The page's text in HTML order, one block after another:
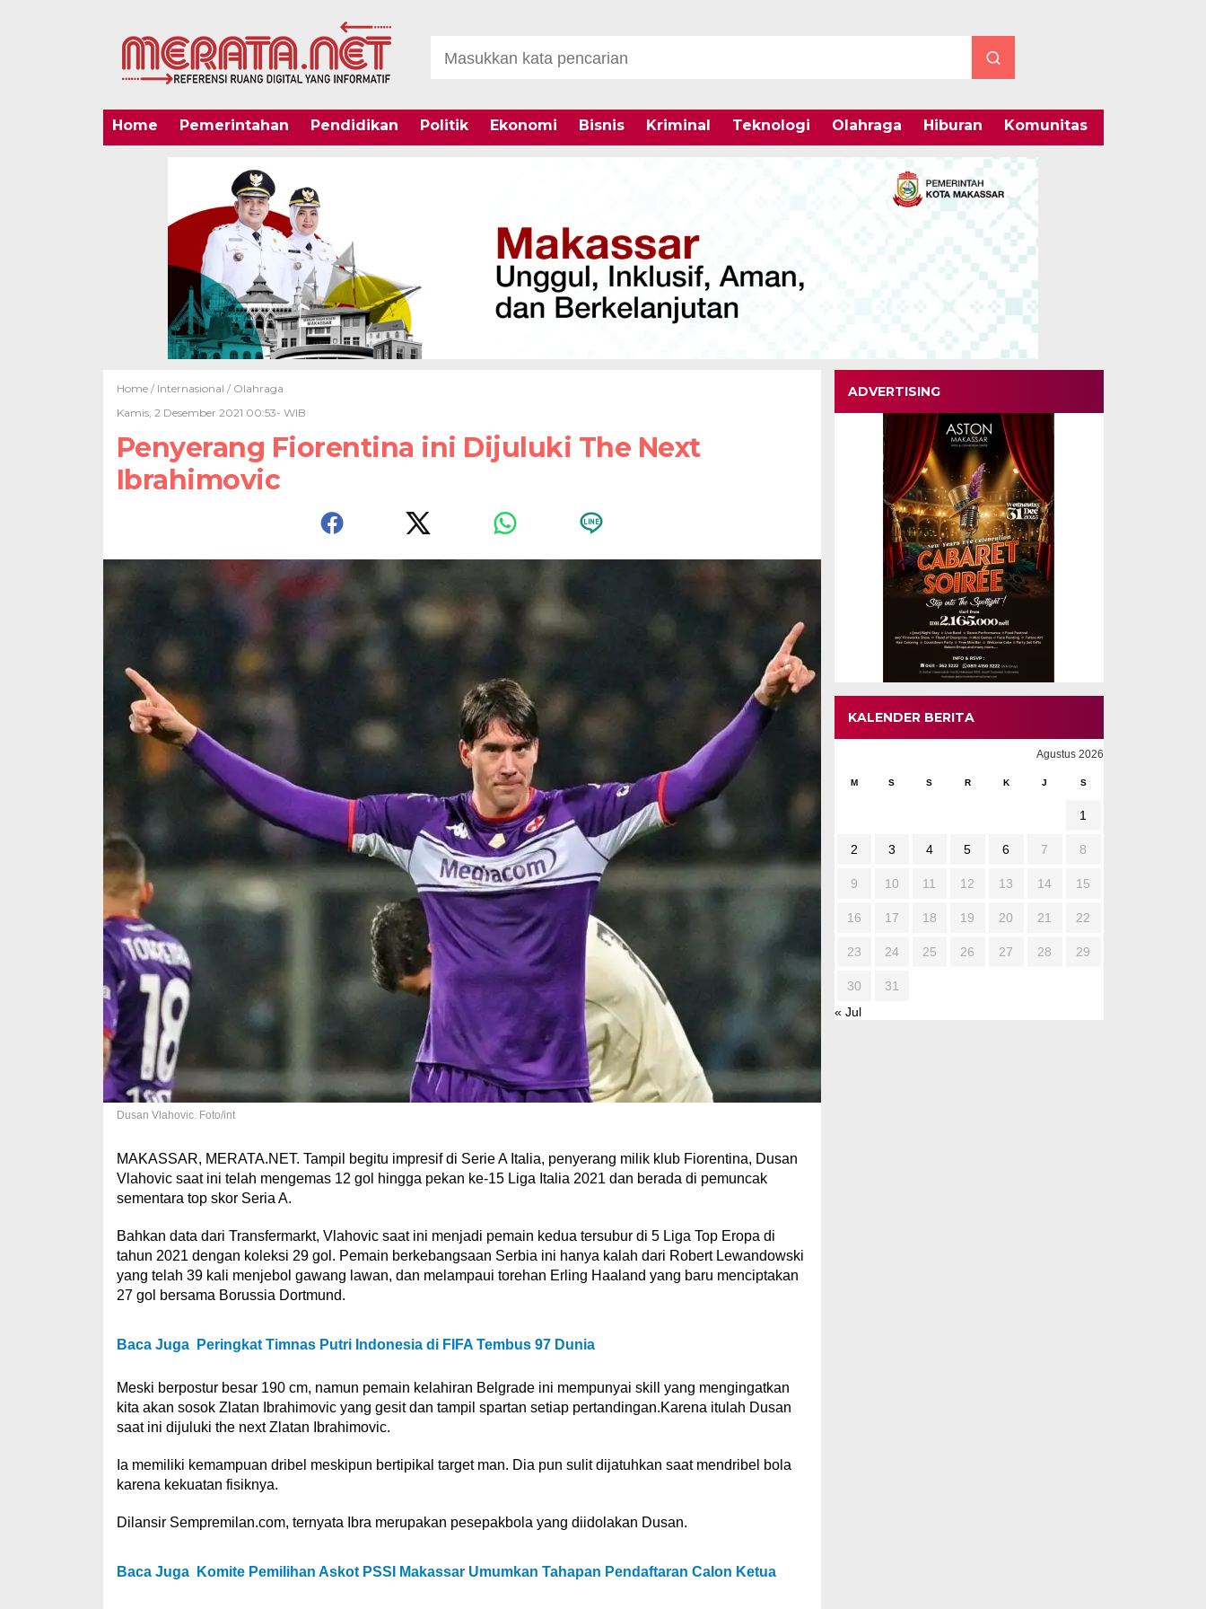
Home Pemerintahan Pendidikan Politik Ekonomi Bisnis Kriminal Teknologi Olahraga Hiburan Komunitas
Home / Internasional / Olahraga
Kamis, 2 Desember 2021 00:53- WIB
Penyerang Fiorentina ini Dijuluki The Next
Ibrahimovic
Dusan Vlahovic. Foto/int
MAKASSAR, MERATA.NET. Tampil begitu impresif di Serie A Italia, penyerang milik klub Fiorentina, Dusan
Vlahovic saat ini telah mengemas 12 gol hingga pekan ke-15 Liga Italia 2021 dan berada di pemuncak
sementara top skor Seria A.
Bahkan data dari Transfermarkt, Vlahovic saat ini menjadi pemain kedua tersubur di 5 Liga Top Eropa di
tahun 2021 dengan koleksi 29 gol. Pemain berkebangsaan Serbia ini hanya kalah dari Robert Lewandowski
yang telah 39 kali menjebol gawang lawan, dan melampaui torehan Erling Haaland yang baru menciptakan
27 gol bersama Borussia Dortmund.
Baca Juga Peringkat Timnas Putri Indonesia di FIFA Tembus 97 Dunia
Meski berpostur besar 190 cm, namun pemain kelahiran Belgrade ini mempunyai skill yang mengingatkan
kita akan sosok Zlatan Ibrahimovic yang gesit dan tampil spartan setiap pertandingan.Karena itulah Dusan
saat ini dijuluki the next Zlatan Ibrahimovic.
Ia memiliki kemampuan dribel meskipun bertipikal target man. Dia pun sulit dijatuhkan saat mendribel bola
karena kekuatan fisiknya.
Dilansir Sempremilan.com, ternyata Ibra merupakan pesepakbola yang diidolakan Dusan.
Baca Juga Komite Pemilihan Askot PSSI Makassar Umumkan Tahapan Pendaftaran Calon Ketua
ADVERTISING
KALENDER BERITA
Agustus 2026
M S S R K J S
1
2 3 4 5 6 7 8
9 10 11 12 13 14 15
16 17 18 19 20 21 22
23 24 25 26 27 28 29
30
31
« Jul